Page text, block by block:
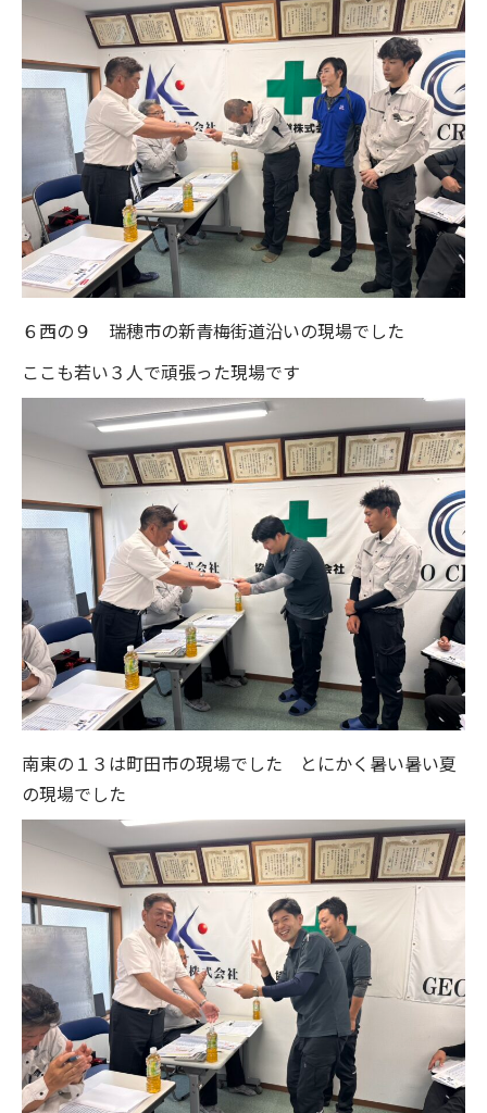
６西の９ 瑞穂市の新青梅街道沿いの現場でした
ここも若い３人で頑張った現場です
南東の１３は町田市の現場でした とにかく暑い暑い夏
の現場でした